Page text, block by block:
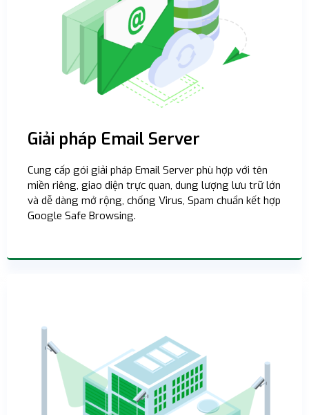
Giải pháp Email Server
Cung cấp gói giải pháp Email Server phù hợp với tên
miền riêng, giao diện trực quan, dung lượng lưu trữ lớn
và dễ dàng mở rộng, chống Virus, Spam chuẩn kết hợp
Google Safe Browsing.